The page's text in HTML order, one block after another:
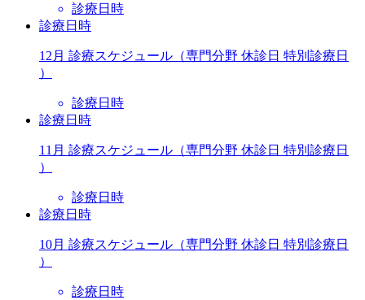
診療日時
診療日時
12月 診療スケジュール（専門分野 休診日 特別診療日
）
診療日時
診療日時
11月 診療スケジュール（専門分野 休診日 特別診療日
）
診療日時
診療日時
10月 診療スケジュール（専門分野 休診日 特別診療日
）
診療日時